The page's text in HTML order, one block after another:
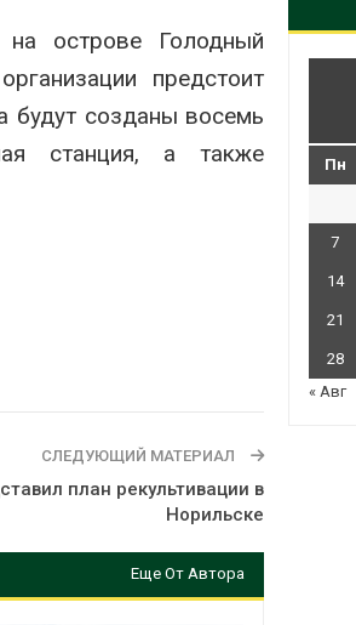
на острове Голодный
предстоит
будут созданы восемь
станция, а также
СЛЕДУЮЩИЙ МАТЕРИАЛ
план рекультивации в
Норильске
Еще От Автора
Пн
7
14
21
28
« Авг